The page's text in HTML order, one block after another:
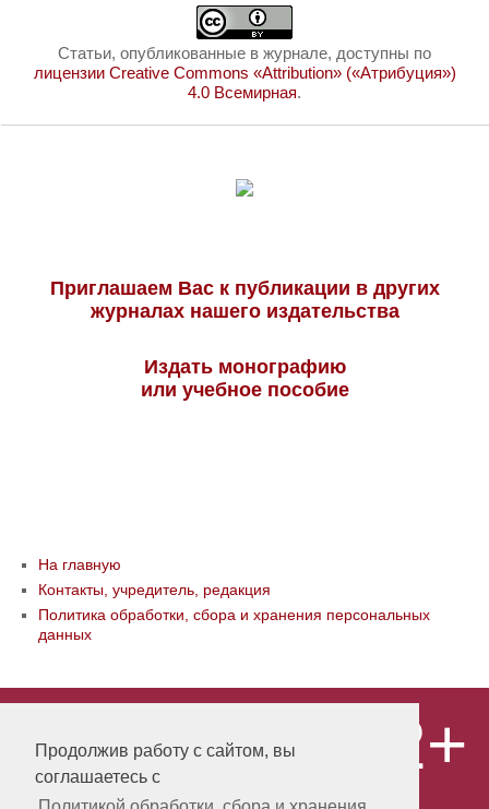
Продолжив работу с сайтом, вы
соглашаетесь с
Статьи, опубликованные в журнале, доступны по
лицензии Creative Commons «Attribution» («Атрибуция»)
4.0 Всемирная.
Приглашаем Вас к публикации в других
журналах нашего издательства
Издать монографию
или учебное пособие
На главную
Контакты, учредитель, редакция
Политика обработки, сбора и хранения персональных
данных
«Publishing company «World of science»,
LLC Материалы, размещенные на сайте,
охраняются Законом о защите авторских
прав. Публикация любых материалов
12+